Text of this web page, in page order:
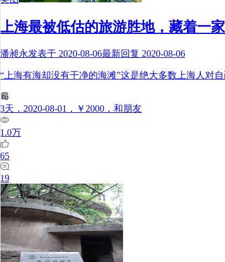
上海最被低估的旅游胜地，藏着一
潘昶永发表于 2020-08-06最新回复 2020-08-06
“上海有海却没有干净的海滩”这是绝大多数上海人对
3天 ，2020-08-01 ，￥2000 ，和朋友
1.0万
65
19